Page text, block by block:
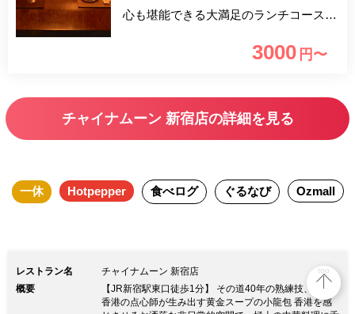
心も堪能できる大満足のランチコースで
3000 円〜
チャイナムーン 新宿店の詳細を見る
一休 Hotpepper 食べログ ぐるなび Ozmall
レストラン名
チャイナムーン 新宿店
概要
【JR新宿駅東口徒歩1分】 その道40年の熟練技、本場
香港の点心師が生み出す黄金スープの小龍包 香港を感
top